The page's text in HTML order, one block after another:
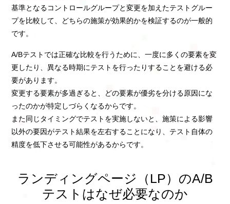
基準となるコントロールグループと変更を加えたテストグルー
プを比較して、どちらの施策が効果的かを検証するのが一般的
です。
A/Bテストでは正確な比較を行うために、一度に多くの要素を変
更したり、異なる時期にテストを行ったりすることを避ける必
要があります。
変更する要素が多過ぎると、どの要素が優劣を分ける原因にな
ったのかが特定しづらくなるからです。
また同じタイミングでテストを実施しないと、施策による影響
以外の要因がテスト結果を左右することになり、テスト自体の
精度を低下させる可能性があるからです。
ランディングページ（LP）のA/B
テストはなぜ必要なのか